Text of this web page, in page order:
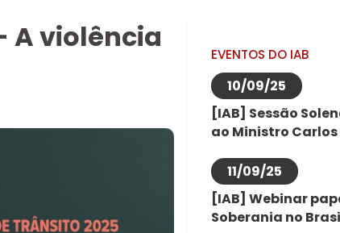
A violência
EVENTOS DO IAB
10/09/25
[IAB] Sessão
ao Ministro
11/09/25
[IAB] Webinar
Soberania no